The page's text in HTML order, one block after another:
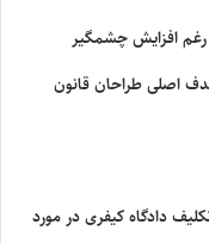
افزایش چشمگیر
اصلی طراحان قانون
دادگاه کیفری در مورد